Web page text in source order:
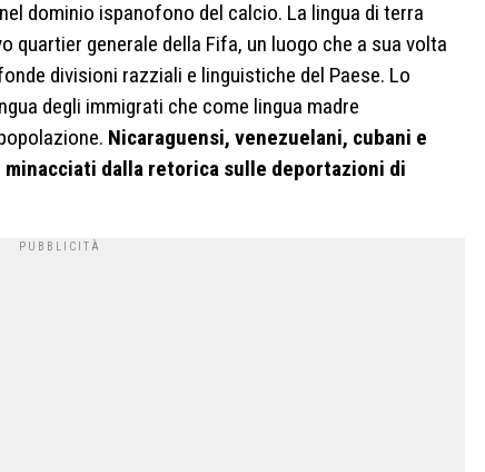
dominio ispanofono del calcio. La lingua di terra
quartier generale della Fifa, un luogo che a sua volta
divisioni razziali e linguistiche del Paese. Lo
degli immigrati che come lingua madre
Nicaraguensi, venezuelani, cubani e
dalla retorica sulle deportazioni di